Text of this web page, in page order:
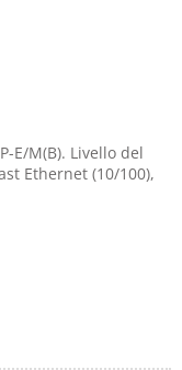
E/M(B). Livello del
Ethernet (10/100),